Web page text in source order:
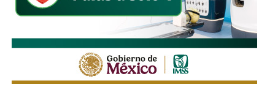
de indefensión”, señaló.
Respecto a la llegada de nuevas plataformas digitales al
estado, Martínez Acosta consideró que la
competencia representa una oportunidad para
mejorar la calidad del servicio de transporte.